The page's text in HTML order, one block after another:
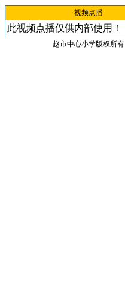
视频点播
此视频点播仅供内部使用！
赵市中心小学版权所有